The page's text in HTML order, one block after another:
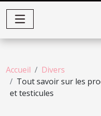
Accueil
Divers
Tout savoir sur les
et testicules